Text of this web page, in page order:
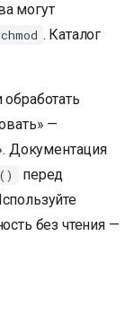
могут
chmod . Каталог
—
Документация
перед
без чтения —